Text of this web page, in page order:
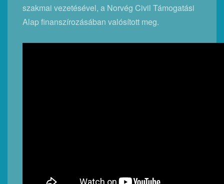
szakmai vezetésével, a Norvég Civil Támogatási
Alap finanszírozásában valósított meg.